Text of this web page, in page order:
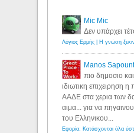
Mic Mic
Δεν υπάρχει
Manos
πιο δημοσιο
ιδιωτικη επιχειρηση
ΑΑΔΕ στα χερια των
αιμα... για να
του Ελληνικου...